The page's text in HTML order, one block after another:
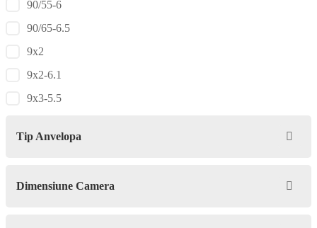
90/55-6
90/65-6.5
9x2
9x2-6.1
9x3-5.5
Tip Anvelopa
Dimensiune Camera